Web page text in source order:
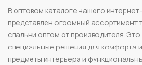
В оптовом каталоге нашего
представлен огромный ассортимент
спальни оптом от производителя. Это
специальные решения для комфорта и
предметы интерьера и